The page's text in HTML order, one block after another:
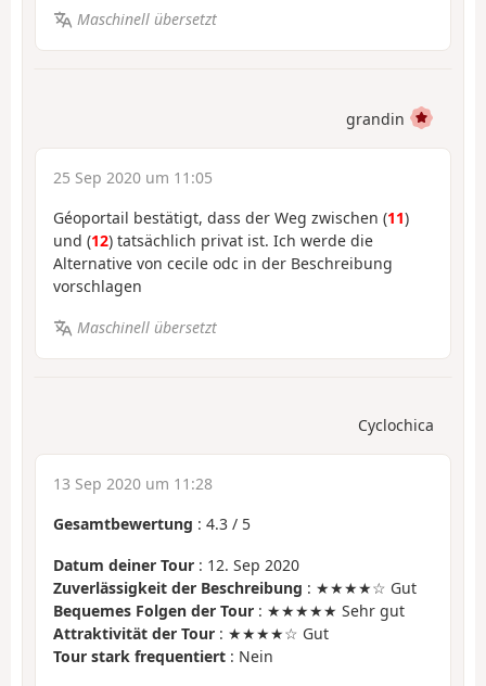
Maschinell übersetzt
grandin
25 Sep 2020 um 11:05
Géoportail bestätigt, dass der Weg zwischen (11)
und (12) tatsächlich privat ist. Ich werde die
Alternative von cecile odc in der Beschreibung
vorschlagen
Maschinell übersetzt
Cyclochica
13 Sep 2020 um 11:28
Gesamtbewertung : 4.3 / 5
Datum deiner Tour : 12. Sep 2020
Zuverlässigkeit der Beschreibung : ★★★★☆ Gut
Bequemes Folgen der Tour : ★★★★★ Sehr gut
Attraktivität der Tour : ★★★★☆ Gut
Tour stark frequentiert : Nein